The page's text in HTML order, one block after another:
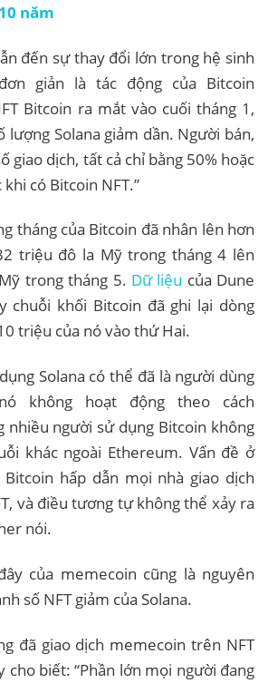
năm
đến sự thay đổi lớn trong hệ sinh
giản là tác động của Bitcoin
Bitcoin ra mắt vào cuối tháng 1,
lượng Solana giảm dần. Người bán,
giao dịch, tất cả chỉ bằng 50% hoặc
có Bitcoin NFT.”
tháng của Bitcoin đã nhân lên hơn
triệu đô la Mỹ trong tháng 4 lên
trong tháng 5. Dữ liệu của Dune
chuỗi khối Bitcoin đã ghi lại dòng
triệu của nó vào thứ Hai.
Solana có thể đã là người dùng
không hoạt động theo cách
nhiều người sử dụng Bitcoin không
khác ngoài Ethereum. Vấn đề ở
hấp dẫn mọi nhà giao dịch
và điều tương tự không thể xảy ra
nói.
của memecoin cũng là nguyên
số NFT giảm của Solana.
đã giao dịch memecoin trên NFT
cho biết: “Phần lớn mọi người đang